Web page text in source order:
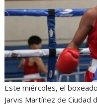
Este miércoles, el
Jarvis Martínez de Ciudad